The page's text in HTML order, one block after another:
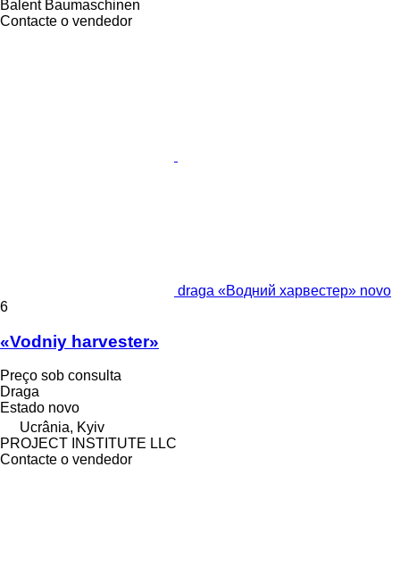
Balent Baumaschinen
Contacte o vendedor
draga «Водний харвестер» novo
6
«Vodniy harvester»
Preço sob consulta
Draga
Estado novo
Ucrânia, Kyiv
PROJECT INSTITUTE LLC
Contacte o vendedor